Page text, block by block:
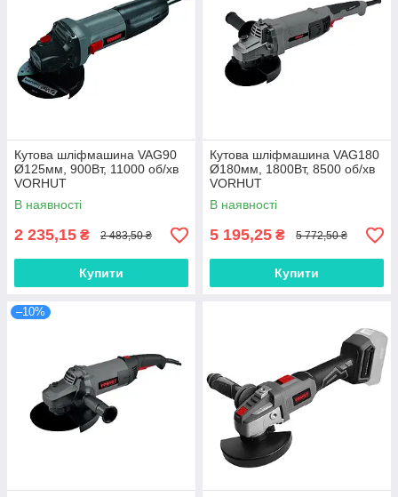
Кутова шліфмашина VAG90
Ø125мм, 900Вт, 11000 об/хв
VORHUT
В наявності
2 235,15 ₴ 2 483,50 ₴
Купити
Кутова шліфмашина VAG180
Ø180мм, 1800Вт, 8500 об/хв
VORHUT
В наявності
5 195,25 ₴ 5 772,50 ₴
Купити
–10%